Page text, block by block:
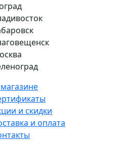
и скидки
и оплата